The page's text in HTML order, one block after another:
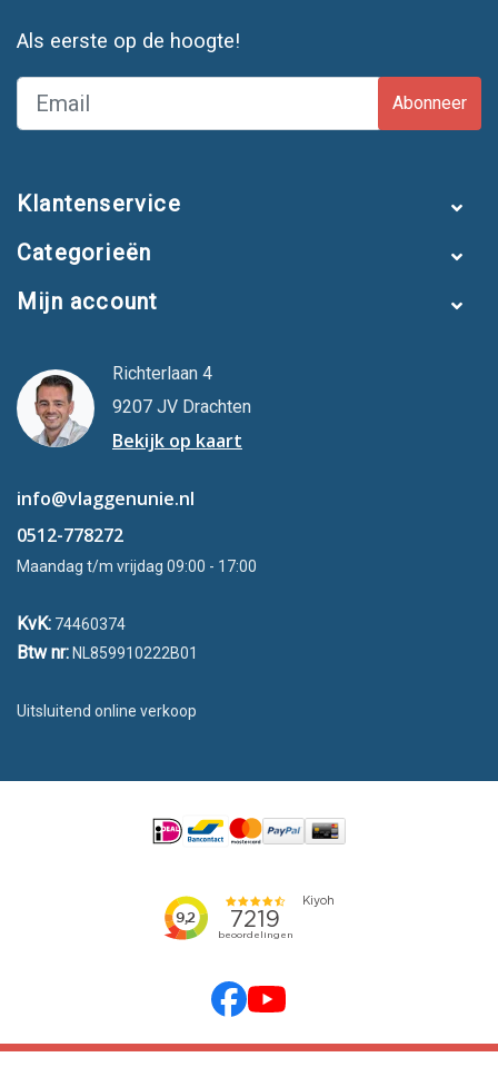
Als eerste op de hoogte!
Abonneer
Klantenservice
Categorieën
Mijn account
Richterlaan 4
9207 JV Drachten
Bekijk op kaart
info@vlaggenunie.nl
0512-778272
Maandag t/m vrijdag 09:00 - 17:00
KvK: 74460374
Btw nr: NL859910222B01
Uitsluitend online verkoop